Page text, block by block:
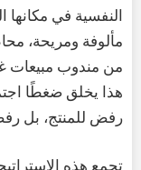
النفسية في
مألوفة ومريحة،
من مندوب مبيعات
هذا يخلق ضغطًا
رفض للمنتج، بل
تجمع هذه